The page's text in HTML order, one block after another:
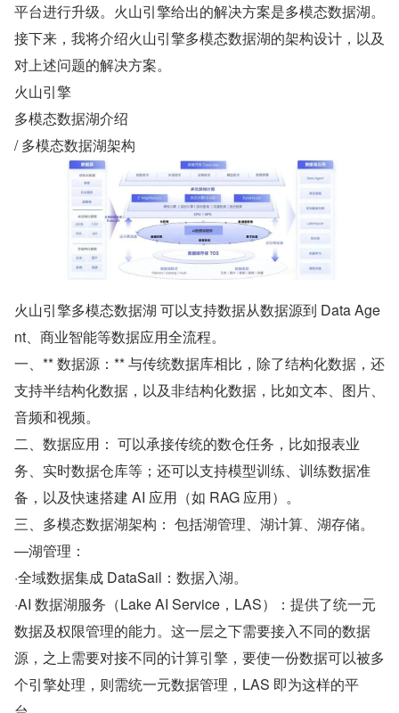
平台进行升级。火山引擎给出的解决方案是多模态数据湖。
接下来，我将介绍火山引擎多模态数据湖的架构设计，以及
对上述问题的解决方案。
火山引擎
多模态数据湖介绍
/ 多模态数据湖架构
火山引擎多模态数据湖 可以支持数据从数据源到 Data Age
nt、商业智能等数据应用全流程。
一、** 数据源：** 与传统数据库相比，除了结构化数据，还
支持半结构化数据，以及非结构化数据，比如文本、图片、
音频和视频。
二、数据应用： 可以承接传统的数仓任务，比如报表业
务、实时数据仓库等；还可以支持模型训练、训练数据准
备，以及快速搭建 AI 应用（如 RAG 应用）。
三、多模态数据湖架构： 包括湖管理、湖计算、湖存储。
—湖管理：
·全域数据集成 DataSail：数据入湖。
·AI 数据湖服务（Lake AI Service，LAS）：提供了统一元
数据及权限管理的能力。这一层之下需要接入不同的数据
源，之上需要对接不同的计算引擎，要使一份数据可以被多
个引擎处理，则需统一元数据管理，LAS 即为这样的平